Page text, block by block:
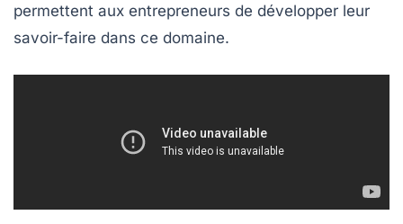
permettent aux entrepreneurs de développer leur
savoir-faire dans ce domaine.